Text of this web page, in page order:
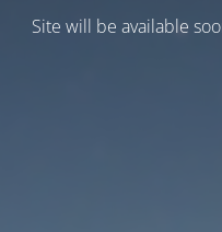
Site will be available